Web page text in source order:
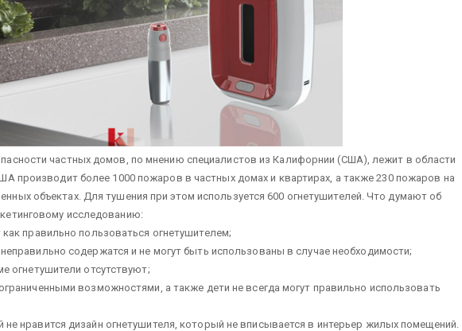
частных домов, по мнению специалистов из Калифорнии (США), лежит в области
производит более 1000 пожаров в частных домах и квартирах, а также 230 пожаров на
объектах. Для тушения при этом используется 600 огнетушителей. Что думают об
исследованию:
правильно пользоваться огнетушителем;
содержатся и не могут быть использованы в случае необходимости;
огнетушители отсутствуют;
возможностями, а также дети не всегда могут правильно использовать
нравится дизайн огнетушителя, который не вписывается в интерьер жилых помещений.